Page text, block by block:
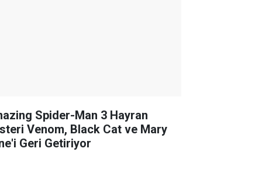
Spider-Man 3 Hayran
Venom, Black Cat ve Mary
Geri Getiriyor